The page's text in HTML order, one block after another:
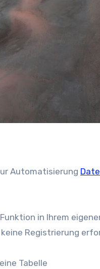
Automatisierung
in Ihrem
Registrierung